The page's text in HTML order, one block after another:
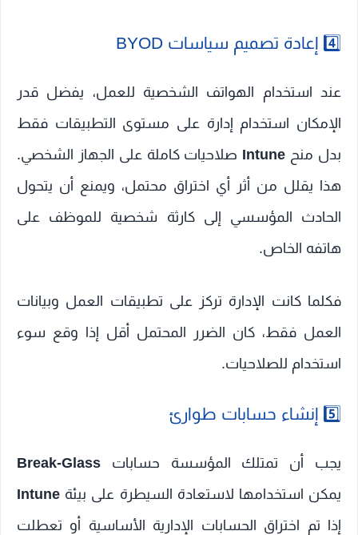
4️⃣ إعادة تصميم سياسات BYOD
عند استخدام الهواتف الشخصية للعمل، يفضل قدر
الإمكان استخدام إدارة على مستوى التطبيقات فقط
بدل منح Intune صلاحيات كاملة على الجهاز الشخصي.
هذا يقلل من أثر أي اختراق محتمل، ويمنع أن يتحول
الحادث المؤسسي إلى كارثة شخصية للموظف على
هاتفه الخاص.
فكلما كانت الإدارة تركز على تطبيقات العمل وبيانات
العمل فقط، كان الضرر المحتمل أقل إذا وقع سوء
استخدام للصلاحيات.
5️⃣ إنشاء حسابات طوارئ
يجب أن تمتلك المؤسسة حسابات Break-Glass
يمكن استخدامها لاستعادة السيطرة على بيئة Intune
إذا تم اختراق الحسابات الإدارية الأساسية أو تعطلت